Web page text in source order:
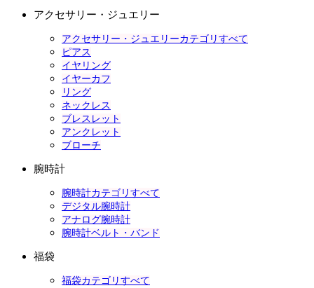
アクセサリー・ジュエリー
アクセサリー・ジュエリーカテゴリすべて
ピアス
イヤリング
イヤーカフ
リング
ネックレス
ブレスレット
アンクレット
ブローチ
腕時計
腕時計カテゴリすべて
デジタル腕時計
アナログ腕時計
腕時計ベルト・バンド
福袋
福袋カテゴリすべて